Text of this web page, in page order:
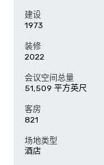
建设
1973
装修
2022
会议空间总量
51,509 平方英尺
客房
821
场地类型
酒店